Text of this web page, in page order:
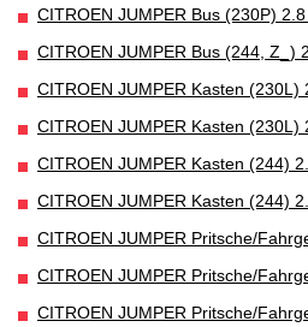
CITROEN JUMPER Bus (230P)
CITROEN JUMPER Bus (244, Z_)
CITROEN JUMPER Kasten (230L)
CITROEN JUMPER Kasten (230L)
CITROEN JUMPER Kasten (244)
CITROEN JUMPER Kasten (244)
CITROEN JUMPER Pritsche/
CITROEN JUMPER Pritsche/
CITROEN JUMPER Pritsche/